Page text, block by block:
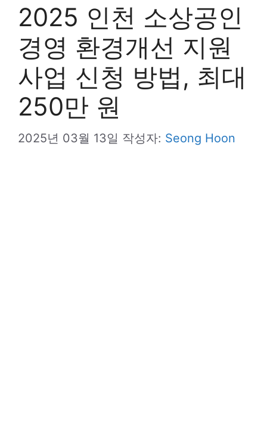
2025 인천 소상공인
경영 환경개선 지원
사업 신청 방법, 최대
250만 원
2025년 03월 13일 작성자: Seong Hoon